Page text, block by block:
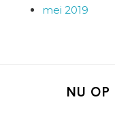
mei 2019
Nu